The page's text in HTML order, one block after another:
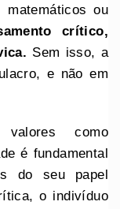
matemáticos ou
crítico,
Sem isso, a
e não em
como
é fundamental
do seu papel
o indivíduo